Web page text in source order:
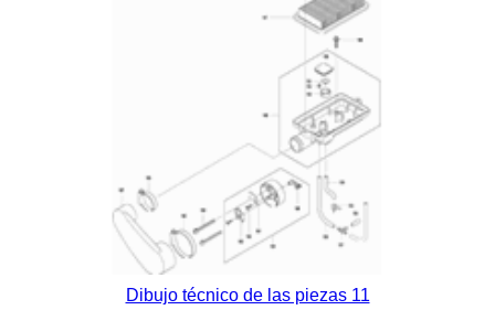
Dibujo técnico de las piezas 11